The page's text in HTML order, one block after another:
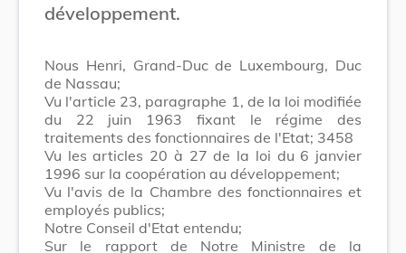
développement.
Nous Henri, Grand-Duc de Luxembourg, Duc
de Nassau;
Vu l'article 23, paragraphe 1, de la loi modifiée
du 22 juin 1963 fixant le régime des
traitements des fonctionnaires de l'Etat; 3458
Vu les articles 20 à 27 de la loi du 6 janvier
1996 sur la coopération au développement;
Vu l'avis de la Chambre des fonctionnaires et
employés publics;
Notre Conseil d'Etat entendu;
Sur le rapport de Notre Ministre de la